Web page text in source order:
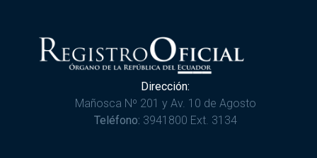
Dirección:
Mañosca Nº 201 y Av. 10 de Agosto
Teléfono: 3941800 Ext. 3134